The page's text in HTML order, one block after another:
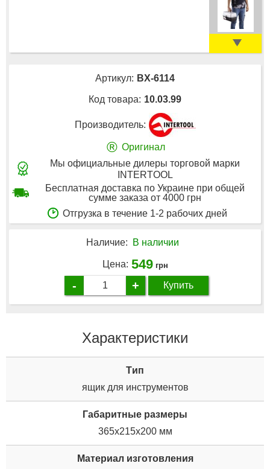
Артикул: BX-6114
Код товара: 10.03.99
Производитель:
® Оригинал
Мы официальные дилеры торговой марки
INTERTOOL
Бесплатная доставка по Украине при общей
сумме заказа от 4000 грн
Отгрузка в течение 1-2 рабочих дней
Наличие: В наличии
Цена: 549 грн
- + Купить
Характеристики
Tип
ящик для инструментов
Габаритные размеры
365x215x200 мм
Материал изготовления